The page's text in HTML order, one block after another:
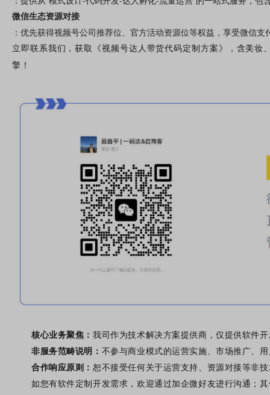
微信生态资源对接
：优先获得视频号公司推荐位、官方活动资源位等权益，享受微信支
立即联系我们，获取《视频号达人带货代码定制方案》，含美妆
擎！
核心业务聚焦 ：我司作为技术解决方案提供商，仅提供软件
非服务范畴说明 ： 不参与商业模式的运营实施、市场推广、
合作响应原则 ：恕不接受任何关于运营支持、资源对接等非
如您有软件定制开发需求，欢迎通过加企微好友进行沟通；